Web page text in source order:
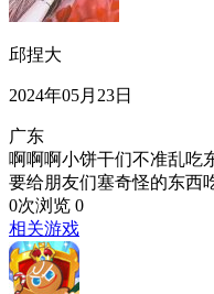
邱捏大
2024年05月23日
广东
啊啊啊小饼干们不准乱吃
要给朋友们塞奇怪的东西
0次浏览 0
相关游戏